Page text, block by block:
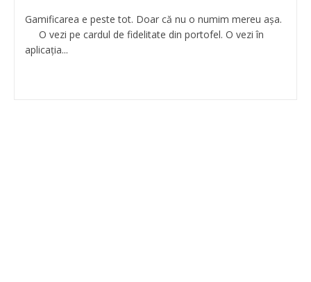
Gamificarea e peste tot. Doar că nu o numim mereu așa.
O vezi pe cardul de fidelitate din portofel. O vezi în
aplicația...